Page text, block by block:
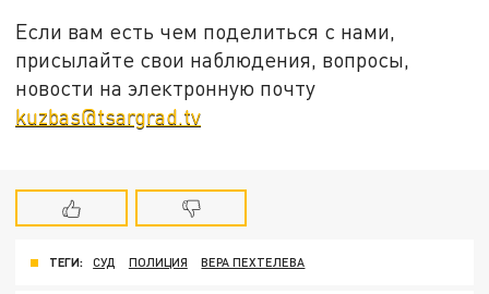
Если вам есть чем поделиться с нами,
присылайте свои наблюдения, вопросы,
новости на электронную почту
kuzbas@tsargrad.tv
ТЕГИ: СУД ПОЛИЦИЯ ВЕРА ПЕХТЕЛЕВА